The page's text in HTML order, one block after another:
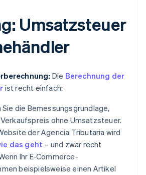
Umsatzsteuer
Die Berechnung der
ist recht einfach:
die Bemessungsgrundlage,
ohne Umsatzsteuer.
der Agencia Tributaria wird
das geht – und zwar recht
Ihr E-Commerce-
beispielsweise einen Artikel